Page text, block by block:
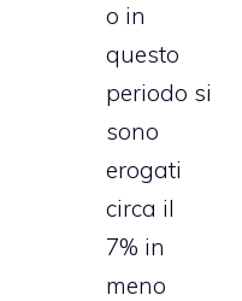
o in
questo
periodo si
sono
erogati
circa il
7% in
meno